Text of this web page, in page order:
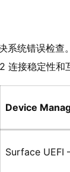
系统错误检查。
接稳定性和
Device
Surface UEFI